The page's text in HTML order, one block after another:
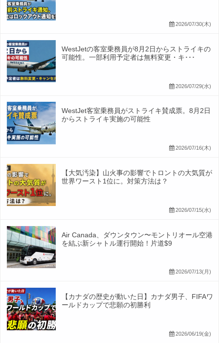
2026/07/30(木)
WestJetの客室乗務員が8月2日からストライキの
可能性。一部利用予定者は無料変更・キ･･･
2026/07/29(水)
WestJet客室乗務員がストライキ賛成票。8月2日
からストライキ実施の可能性
2026/07/16(木)
【大気汚染】山火事の影響でトロントの大気質が
世界ワースト1位に。対策方法は？
2026/07/15(水)
Air Canada、ダウンタウン〜モントリオール空港
を結ぶ新シャトル運行開始！片道$9
2026/07/13(月)
【カナダの歴史が動いた日】カナダ男子、FIFAワ
ールドカップで悲願の初勝利
2026/06/19(金)